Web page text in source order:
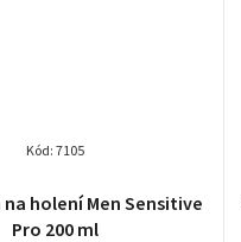
na holení Men Sensitive
Pro 200 ml
Kód:7105